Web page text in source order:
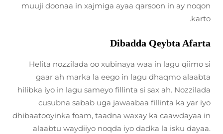
muuji doonaa in xajmiga ayaa qarsoon in ay noqon
karto.
Dibadda Qeybta Afarta
Helita nozzilada oo xubinaya waa in lagu qiimo si
gaar ah marka la eego in lagu dhaqmo alaabta
hilibka iyo in lagu sameyo fillinta si sax ah. Nozzilada
cusubna sabab uga jawaabaa fillinta ka yar iyo
dhibaatooyinka foam, taadna waxay ka caawdayaa in
alaabtu waydiiyo noqda iyo dadka la isku dayaa.